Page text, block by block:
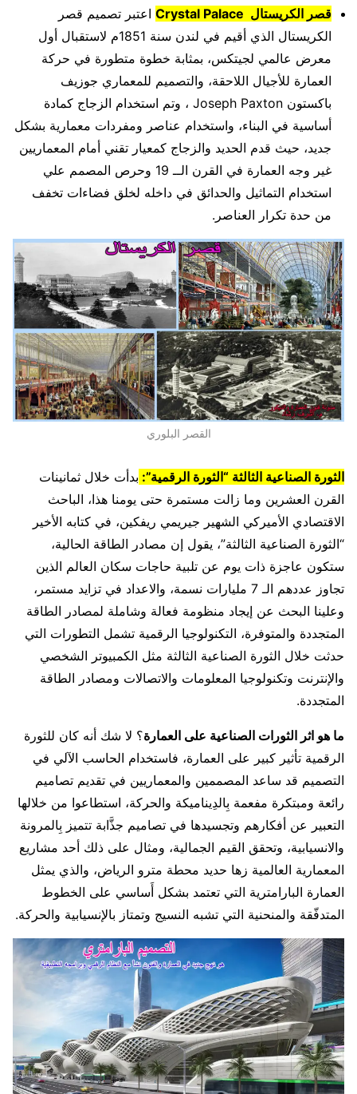
قصر الكريستال Crystal Palace
اعتبر تصميم قصر
الكريستال الذي أقيم في لندن سنة 1851م لاستقبال أول
معرض عالمي لجيتكس، بمثابة خطوة متطورة في حركة
العمارة للأجيال اللاحقة، والتصميم للمعماري جوزيف
باكستون Joseph Paxton ، وتم استخدام الزجاج كمادة
أساسية في البناء، واستخدام عناصر ومفردات معمارية بشكل
جديد، حيث قدم الحديد والزجاج كمعيار تقني أمام المعماريين
غير وجه العمارة في القرن الــ 19 وحرص المصمم علي
استخدام التماثيل والحدائق في داخله لخلق فضاءات تخفف
من حدة تكرار العناصر.
القصر البلوري
الثورة الصناعية الثالثة “الثورة الرقمية”: بدأت خلال ثمانينات
القرن العشرين وما زالت مستمرة حتى يومنا هذا، الباحث
الاقتصادي الأميركي الشهير جيريمي ريفكين، في كتابه الأخير
“الثورة الصناعية الثالثة”، يقول إن مصادر الطاقة الحالية،
ستكون عاجزة ذات يوم عن تلبية حاجات سكان العالم الذين
تجاوز عددهم الـ 7 مليارات نسمة، والاعداد في تزايد مستمر،
وعلينا البحث عن إيجاد منظومة فعالة وشاملة لمصادر الطاقة
المتجددة والمتوفرة، التكنولوجيا الرقمية تشمل التطورات التي
حدثت خلال الثورة الصناعية الثالثة مثل الكمبيوتر الشخصي
والإنترنت وتكنولوجيا المعلومات والاتصالات ومصادر الطاقة
المتجددة.
ما هو اثر الثورات الصناعية على العمارة؟ لا شك أنه كان للثورة
الرقمية تأثير كبير على العمارة، فاستخدام الحاسب الآلي في
التصميم قد ساعد المصممين والمعماريين في تقديم تصاميم
رائعة ومبتكرة مفعمة بِالدِيناميكة والحركة، استطاعوا من خلالها
التعبير عن أفكارهم وتجسيدها في تصاميم جذَّابة تتميز بِالمرونة
والانسيابية، وتحقق القيم الجمالية، ومثال على ذلك أحد مشاريع
المعمارية العالمية زها حديد محطة مترو الرياض، والذي يمثل
العمارة البارامترية التي تعتمد بشكل أَساسي على الخطوط
المتدفّقة والمنحنية التي تشبه النسيج وتمتاز بالإنسيابية والحركة.